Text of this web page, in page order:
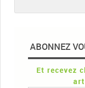
ABONNEZ
Et recevez